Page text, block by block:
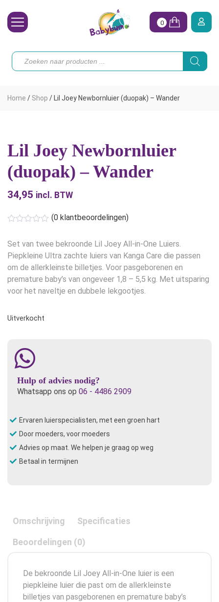
Toebehoren
Onze merken
Hoe begin ik?
0
Producten
zoeken
Home / Shop / Lil Joey Newbornluier (duopak) – Wander
Lil Joey Newbornluier
(duopak) – Wander
34,95 incl. BTW
(0 klantbeoordelingen)
Set van twee bekroonde Lil Joey All-in-One Luiers.
Piepkleine Ultra zachte luiers van Kanga Care die passen
om de allerkleinste billetjes. Voor pasgeborenen en
premature baby’s van ongeveer 1,8 – 5,5 kg. Met uitsparing
voor het naveltje en dubbele lekgootjes.
Uitverkocht
Hulp of advies nodig?
Whatsapp ons op 06 - 4486 2909
Ervaren luierspecialisten, met een groen hart
Door moeders, voor moeders
Advies op maat. We helpen je graag op weg
Betaal in termijnen
Omschrijving Specificaties
Beoordelingen (0)
De bekroonde Lil Joey All-in-One luier is een
piepkleine luier die past om de allerkleinste
billetjes van pasgeborenen en premature baby’s